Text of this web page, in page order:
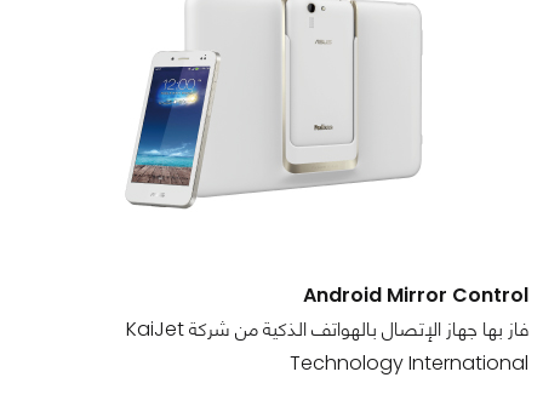
Android Mirror Control
فاز بها جهاز الإتصال بالهواتف الذكية من شركة KaiJet
Technology International